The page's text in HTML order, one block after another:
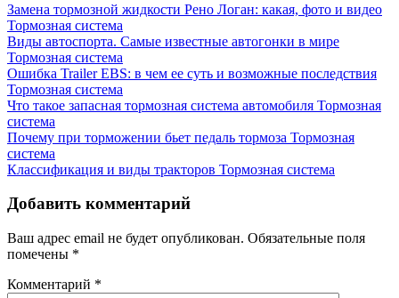
Замена тормозной жидкости Рено Логан: какая, фото и видео
Тормозная система
Виды автоспорта. Самые известные автогонки в мире
Тормозная система
Ошибка Trailer EBS: в чем ее суть и возможные последствия
Тормозная система
Что такое запасная тормозная система автомобиля Тормозная
система
Почему при торможении бьет педаль тормоза Тормозная
система
Классификация и виды тракторов Тормозная система
Добавить комментарий
Ваш адрес email не будет опубликован. Обязательные поля
помечены *
Комментарий *